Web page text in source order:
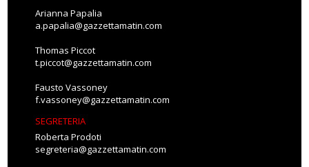
Arianna Papalia
a.papalia@gazzettamatin.com
Thomas Piccot
t.piccot@gazzettamatin.com
Fausto Vassoney
f.vassoney@gazzettamatin.com
SEGRETERIA
Roberta Prodoti
segreteria@gazzettamatin.com